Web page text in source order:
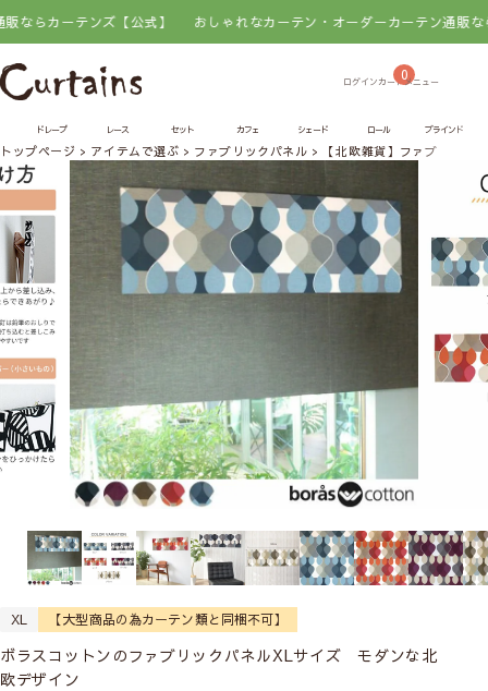
ーテンズ【公式】 おしゃれなカーテン・オーダーカーテン通販ならカー
0
ドレープ レース セット カフェ シェード ロール ブラインド
トップページ アイテムで選ぶ ファブリックパネル 【北欧雑貨】ファブリッ
XL 【大型商品の為カーテン類と同梱不可】
ボラスコットンのファブリックパネルXLサイズ モダンな北
欧デザイン